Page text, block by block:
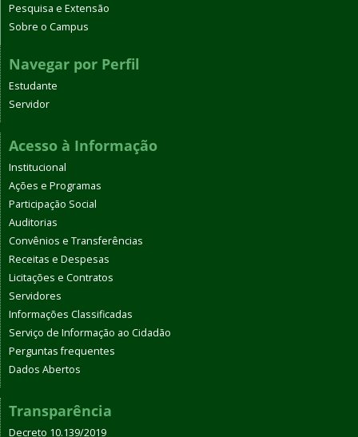
Pesquisa e Extensão
Sobre o Campus
Navegar por Perfil
Estudante
Servidor
Acesso à Informação
Institucional
Ações e Programas
Participação Social
Auditorias
Convênios e Transferências
Receitas e Despesas
Licitações e Contratos
Servidores
Informações Classificadas
Serviço de Informação ao Cidadão
Perguntas frequentes
Dados Abertos
Transparência
Decreto 10.139/2019